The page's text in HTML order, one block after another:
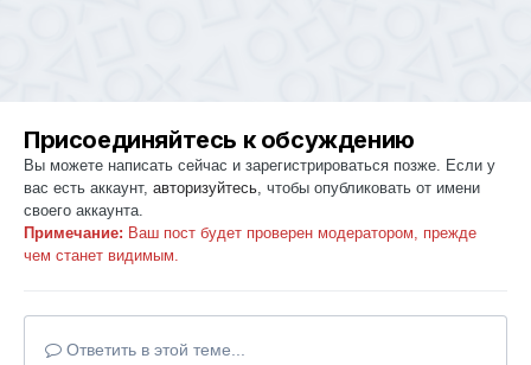
Присоединяйтесь к обсуждению
Вы можете написать сейчас и зарегистрироваться позже. Если у
вас есть аккаунт, авторизуйтесь , чтобы опубликовать от имени
своего аккаунта.
Примечание: Ваш пост будет проверен модератором, прежде
чем станет видимым.
Ответить в этой теме...